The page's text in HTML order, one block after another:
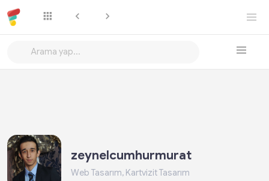
Mesaj Gönder
zeynelcumhurmurat
Web Tasarım, Kartvizit Tasarım